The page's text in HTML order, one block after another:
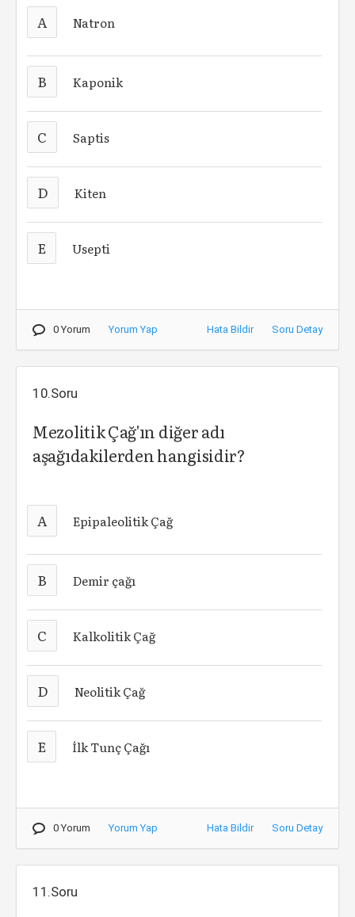
A Natron
B Kaponik
C Saptis
D Kiten
E Usepti
0 Yorum Yorum Yap Hata Bildir Soru Detay
10.Soru
Mezolitik Çağ'ın diğer adı
aşağıdakilerden hangisidir?
A Epipaleolitik Çağ
B Demir çağı
C Kalkolitik Çağ
D Neolitik Çağ
E İlk Tunç Çağı
0 Yorum Yorum Yap Hata Bildir Soru Detay
11.Soru